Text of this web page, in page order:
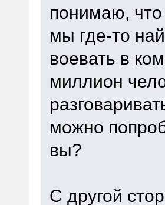
понимаю,
мы где-то
воевать в
миллион
можно
вы?
С другой